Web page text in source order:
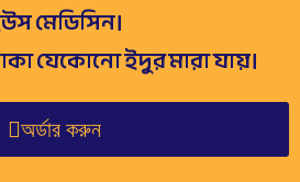
মেডিসিন।
যেকোনো ইদুর মারা যায়।
অর্ডার করুন